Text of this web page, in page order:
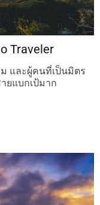
Traveler
และผู้คนที่เป็นมิตร
ยแบกเป้มาก